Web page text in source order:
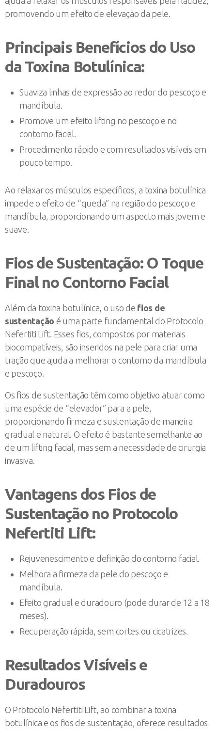
promovendo um efeito de elevação da pele.
Principais Benefícios do Uso
da Toxina Botulínica:
Suaviza linhas de expressão ao redor do pescoço e
mandíbula.
Promove um efeito lifting no pescoço e no
contorno facial.
Procedimento rápido e com resultados visíveis em
pouco tempo.
Ao relaxar os músculos específicos, a toxina botulínica
impede o efeito de “queda” na região do pescoço e
mandíbula, proporcionando um aspecto mais jovem e
suave.
Fios de Sustentação: O Toque
Final no Contorno Facial
Além da toxina botulínica, o uso de fios de
sustentação é uma parte fundamental do Protocolo
Nefertiti Lift. Esses fios, compostos por materiais
biocompatíveis, são inseridos na pele para criar uma
tração que ajuda a melhorar o contorno da mandíbula
e pescoço.
Os fios de sustentação têm como objetivo atuar como
uma espécie de “elevador” para a pele,
proporcionando firmeza e sustentação de maneira
gradual e natural. O efeito é bastante semelhante ao
de um lifting facial, mas sem a necessidade de cirurgia
invasiva.
Vantagens dos Fios de
Sustentação no Protocolo
Nefertiti Lift:
Rejuvenescimento e definição do contorno facial.
Melhora a firmeza da pele do pescoço e
mandíbula.
Efeito gradual e duradouro (pode durar de 12 a 18
meses).
Recuperação rápida, sem cortes ou cicatrizes.
Resultados Visíveis e
Duradouros
O Protocolo Nefertiti Lift, ao combinar a toxina
botulínica e os fios de sustentação, oferece resultados